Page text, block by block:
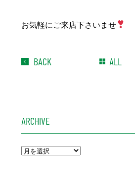
お気軽にご来店下さいませ
BACK ALL
ARCHIVE